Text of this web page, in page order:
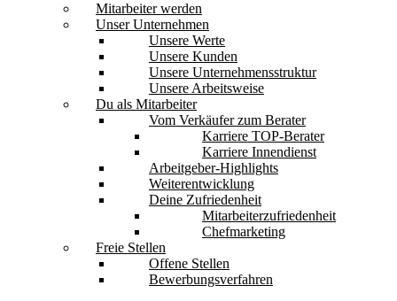
Mitarbeiter werden
Unser Unternehmen
Unsere Werte
Unsere Kunden
Unsere Unternehmensstruktur
Unsere Arbeitsweise
Du als Mitarbeiter
Vom Verkäufer zum Berater
Karriere TOP-Berater
Karriere Innendienst
Arbeitgeber-Highlights
Weiterentwicklung
Deine Zufriedenheit
Mitarbeiterzufriedenheit
Chefmarketing
Freie Stellen
Offene Stellen
Bewerbungsverfahren